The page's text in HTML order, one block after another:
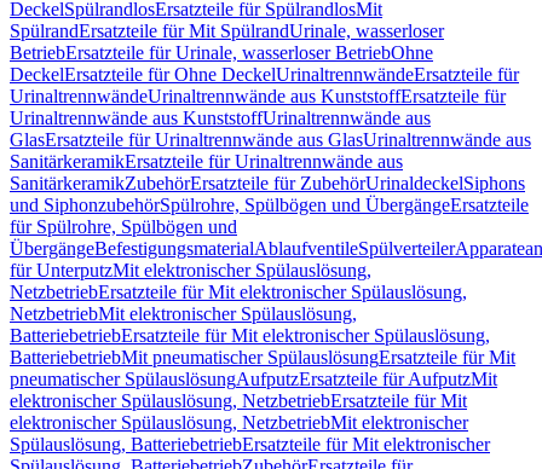
DeckelSpülrandlosErsatzteile für SpülrandlosMit
SpülrandErsatzteile für Mit SpülrandUrinale, wasserloser
BetriebErsatzteile für Urinale, wasserloser BetriebOhne
DeckelErsatzteile für Ohne DeckelUrinaltrennwändeErsatzteile für
UrinaltrennwändeUrinaltrennwände aus KunststoffErsatzteile für
Urinaltrennwände aus KunststoffUrinaltrennwände aus
GlasErsatzteile für Urinaltrennwände aus GlasUrinaltrennwände aus
SanitärkeramikErsatzteile für Urinaltrennwände aus
SanitärkeramikZubehörErsatzteile für ZubehörUrinaldeckelSiphons
und SiphonzubehörSpülrohre, Spülbögen und ÜbergängeErsatzteile
für Spülrohre, Spülbögen und
ÜbergängeBefestigungsmaterialAblaufventileSpülverteiler
für UnterputzMit elektronischer Spülauslösung,
NetzbetriebErsatzteile für Mit elektronischer Spülauslösung,
NetzbetriebMit elektronischer Spülauslösung,
BatteriebetriebErsatzteile für Mit elektronischer Spülauslösung,
BatteriebetriebMit pneumatischer SpülauslösungErsatzteile für Mit
pneumatischer SpülauslösungAufputzErsatzteile für AufputzMit
elektronischer Spülauslösung, NetzbetriebErsatzteile für Mit
elektronischer Spülauslösung, NetzbetriebMit elektronischer
Spülauslösung, BatteriebetriebErsatzteile für Mit elektronischer